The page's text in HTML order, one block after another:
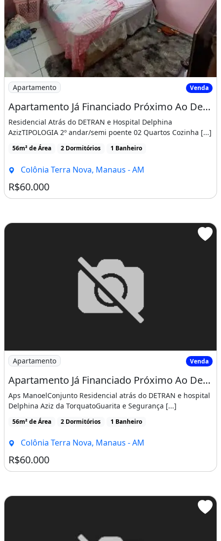
Imagem: Apartamento Já Financiado Próximo Ao Detran
Apartamento Venda
Apartamento Já Financiado Próximo Ao Detran e Delphina Aziz da Torquato
AzizTIPOLOGIA 2º andar/semi poente 02 Quartos Cozinha [...]
56m² de Área 2 Dormitórios 1 Banheiro
Colônia Terra Nova, Manaus - AM
R$60.000
Apartamento Já Financiado Próximo Ao Detran e Hospital Delphina Aziz da Torquato
Delphina Aziz da TorquatoGuarita e Segurança [...]
56m² de Área 2 Dormitórios 1 Banheiro
Colônia Terra Nova, Manaus - AM
R$60.000